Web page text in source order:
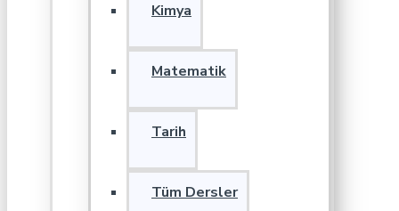
Kimya
Matematik
Tarih
Tüm Dersler